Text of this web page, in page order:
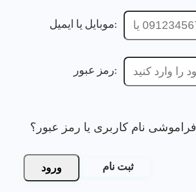
موبایل یا ایمیل:
رمز عبور:
فراموشی نام کاربری یا رمز عبور؟
ورود ثبت نام